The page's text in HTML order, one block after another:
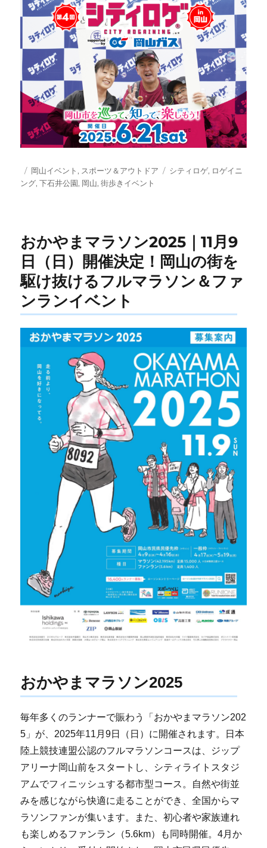
投
稿
カ
テ
岡山イベント , スポーツ＆アウトドア
タ
シティロゲ, ロゲイニ
ング,下石井公園, 岡山,街歩きイベント
おかやまマラソン2025｜11月9
日（日）開催決定！岡山の街を
駆け抜けるフルマラソン＆ファ
ンランイベント
おかやまマラソン2025
毎年多くのランナーで賑わう「おかやまマラソン202
5」が、2025年11月9日（日）に開催されます。日本
陸上競技連盟公認のフルマラソンコースは、ジップ
アリーナ岡山前をスタートし、シティライトスタジ
アムでフィニッシュする都市型コース。自然や街並
みを感じながら快適に走ることができ、全国からマ
ラソンファンが集います。また、初心者や家族連れ
も楽しめるファンラン（5.6km）も同時開催。4月か